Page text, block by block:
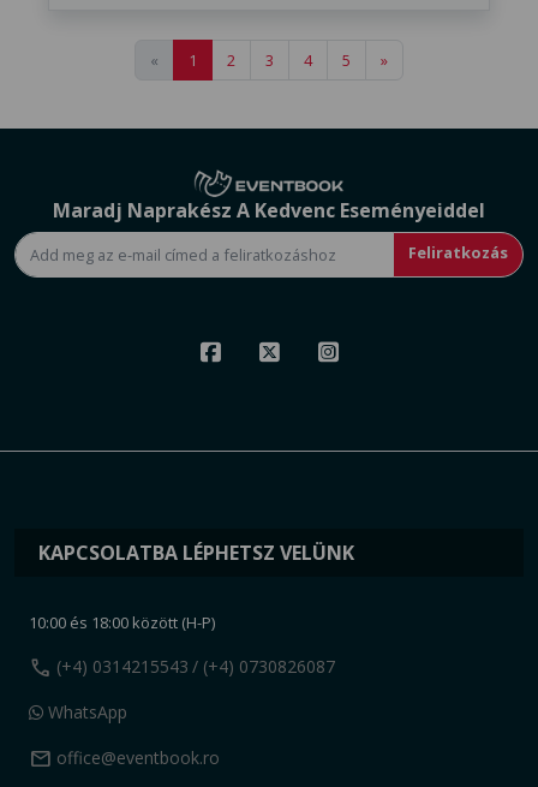
« 1 2 3 4 5 »
Maradj Naprakész A Kedvenc Eseményeiddel
Feliratkozás
KAPCSOLATBA LÉPHETSZ VELÜNK
10:00 és 18:00 között (H-P)
call (+4) 0314215543 / (+4) 0730826087
WhatsApp
mail office@eventbook.ro